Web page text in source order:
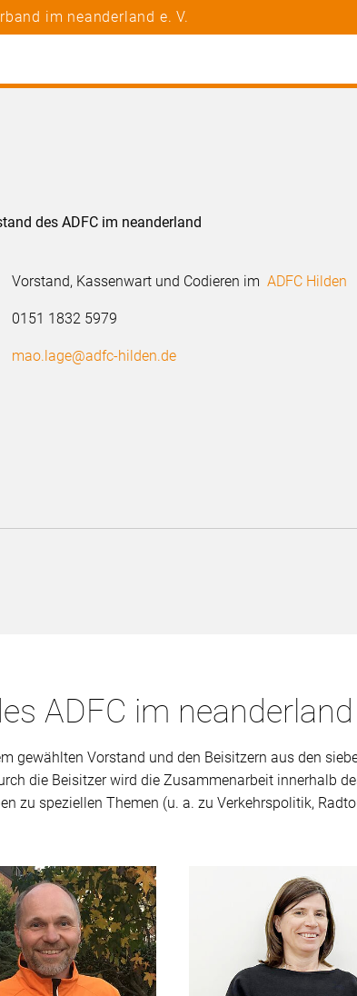
im neanderland e. V.
des ADFC im neanderland
Vorstand, Kassenwart und Codieren imADFC Hilden
0151 1832 5979
mao.lage@adfc-hilden.de
ADFC im neanderland
gewählten Vorstand und den Beisitzern aus den
die Beisitzer wird die Zusammenarbeit innerhalb
zu speziellen Themen (u. a. zu Verkehrspolitik,